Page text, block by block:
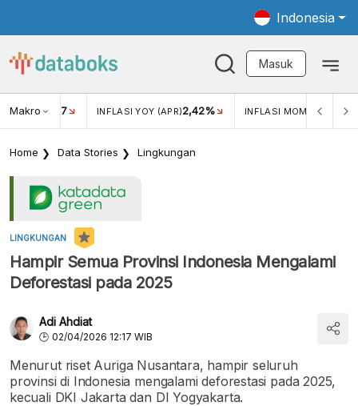
Indonesia
Masuk
Makro
USD/IDR 17 INFLASI YOY (APR)2,42% INFLASI MOM (MAR)
Home Data Stories Lingkungan
LINGKUNGAN
Hampir Semua Provinsi Indonesia Mengalami
Deforestasi pada 2025
Adi Ahdiat
02/04/2026 12:17 WIB
Menurut riset Auriga Nusantara, hampir seluruh
provinsi di Indonesia mengalami deforestasi pada 2025,
kecuali DKI Jakarta dan DI Yogyakarta.